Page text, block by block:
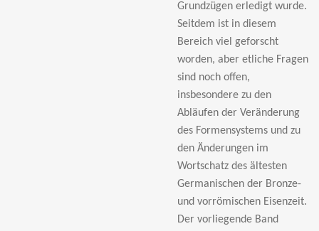
Grundzügen erledigt wurde.
Seitdem ist in diesem
Bereich viel geforscht
worden, aber etliche Fragen
sind noch offen,
insbesondere zu den
Abläufen der Veränderung
des Formensystems und zu
den Änderungen im
Wortschatz des ältesten
Germanischen der Bronze-
und vorrömischen Eisenzeit.
Der vorliegende Band